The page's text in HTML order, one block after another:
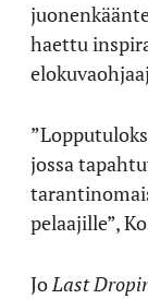
haettu
jossa
pelaajille”,
JoLast